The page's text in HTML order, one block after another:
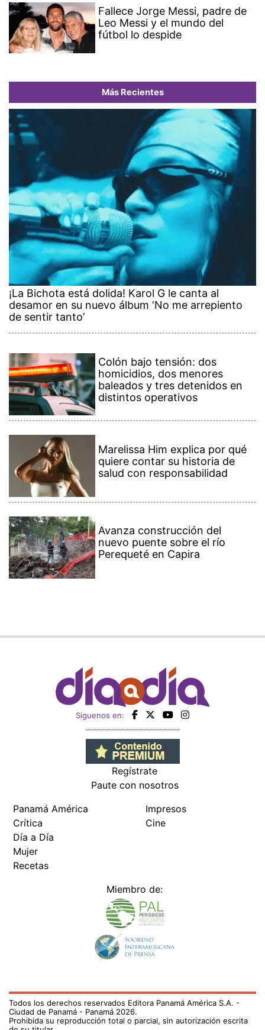
Fallece Jorge Messi, padre de
Leo Messi y el mundo del
fútbol lo despide
Más Recientes
¡La Bichota está dolida! Karol G le canta al
desamor en su nuevo álbum ‘No me arrepiento
de sentir tanto’
Colón bajo tensión: dos
homicidios, dos menores
baleados y tres detenidos en
distintos operativos
Marelissa Him explica por qué
quiere contar su historia de
salud con responsabilidad
Avanza construcción del
nuevo puente sobre el río
Perequeté en Capira
Siguenos en:
Regístrate
Paute con nosotros
Panamá América
Crítica
Día a Día
Mujer
Recetas
Impresos
Cine
Miembro de:
Todos los derechos reservados Editora Panamá América S.A. -
Ciudad de Panamá - Panamá 2026.
Prohibida su reproducción total o parcial, sin autorización escrita